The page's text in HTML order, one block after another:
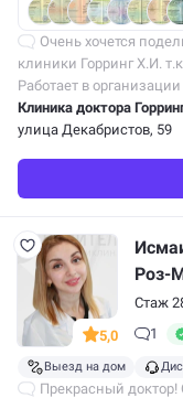
Очень хочется
клиники Горринг Х.И.
Уютная и по-
окутывает своей
Работает в организации
Клиника доктора
улица Декабристов, 59
5,0
Роз-
Стаж
1
Выезд на дом
Прекрасный